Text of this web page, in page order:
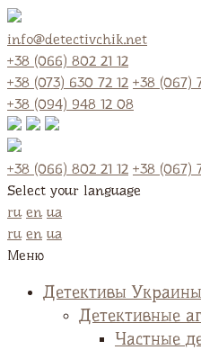
info@detectivchik.net
+38 (066) 802 21 12
+38 (073) 630 72 12 +38 (067)
+38 (094) 948 12 08
+38 (066) 802 21 12 +38 (067)
Select your language
ru en ua
ru en ua
Меню
Детективы Украины
Детективные
Частные